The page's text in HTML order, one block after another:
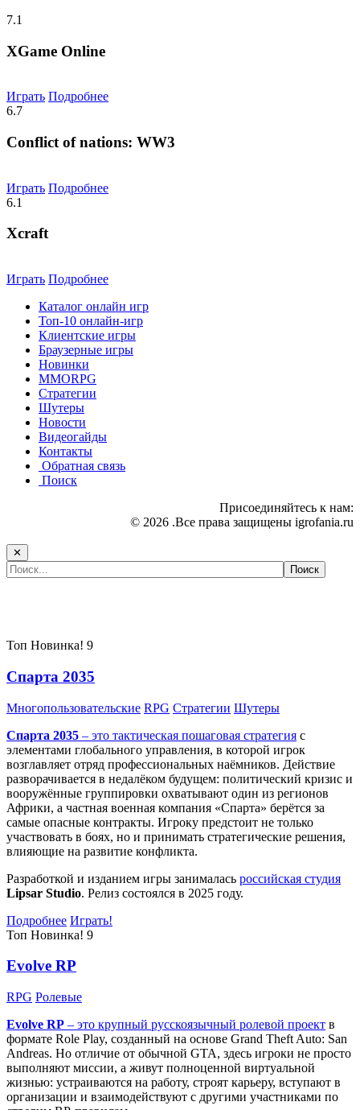
7.1
XGame Online
Играть Подробнее
6.7
Conflict of nations: WW3
Играть Подробнее
6.1
Xcraft
Играть Подробнее
Каталог онлайн игр
Топ-10 онлайн-игр
Клиентские игры
Браузерные игры
Новинки
MMORPG
Стратегии
Шутеры
Новости
Видеогайды
Контакты
Обратная связь
Поиск
Присоединяйтесь к нам:
© 2026 .Все права защищены igrofania.ru
✕
Топ Новинка! 9
Спарта 2035
Многопользовательские RPG Стратегии Шутеры
Спарта 2035 – это тактическая пошаговая стратегия с
элементами глобального управления, в которой игрок
возглавляет отряд профессиональных наёмников. Действие
разворачивается в недалёком будущем: политический кризис и
вооружённые группировки охватывают один из регионов
Африки, а частная военная компания «Спарта» берётся за
самые опасные контракты. Игроку предстоит не только
участвовать в боях, но и принимать стратегические решения,
влияющие на развитие конфликта.
Разработкой и изданием игры занималась российская студия
Lipsar Studio. Релиз состоялся в 2025 году.
Подробнее Играть!
Топ Новинка! 9
Evolve RP
RPG Ролевые
Evolve RP – это крупный русскоязычный ролевой проект в
формате Role Play, созданный на основе Grand Theft Auto: San
Andreas. Но отличие от обычной GTA, здесь игроки не просто
выполняют миссии, а живут полноценной виртуальной
жизнью: устраиваются на работу, строят карьеру, вступают в
организации и взаимодействуют с другими участниками по